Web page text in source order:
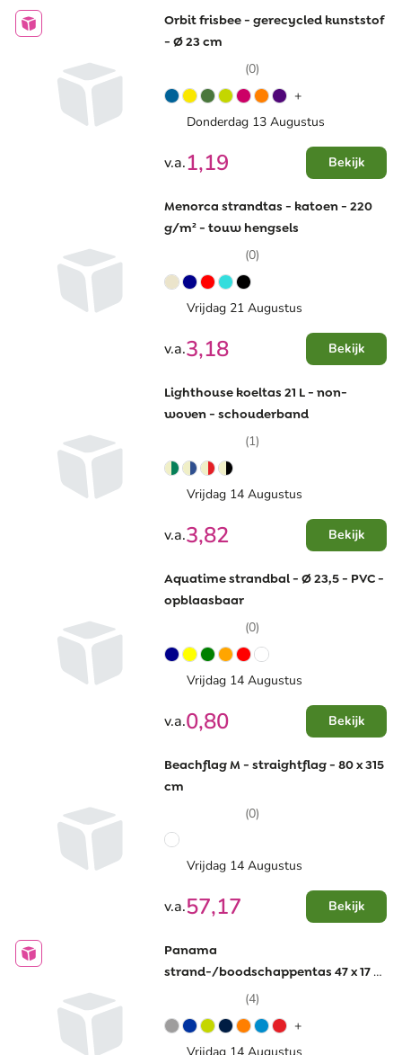
Orbit frisbee - gerecycled kunststof
- Ø 23 cm
(0)
+
Donderdag 13 Augustus
v.a.1,19 Bekijk
Menorca strandtas - katoen - 220
g/m² - touw hengsels
(0)
Vrijdag 21 Augustus
v.a.3,18 Bekijk
Lighthouse koeltas 21 L - non-
woven - schouderband
(1)
Vrijdag 14 Augustus
v.a.3,82 Bekijk
Aquatime strandbal - Ø 23,5 - PVC -
opblaasbaar
(0)
Vrijdag 14 Augustus
v.a.0,80 Bekijk
Beachflag M - straightflag - 80 x 315
cm
(0)
Vrijdag 14 Augustus
v.a.57,17 Bekijk
Panama
strand-/boodschappentas 47 x 17 x
36 cm - polyester - 20 L
(4)
+